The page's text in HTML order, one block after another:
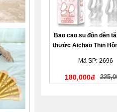
Bao cao su đôn dên
thước Aichao Thin
Mã SP: 2696
180,000đ